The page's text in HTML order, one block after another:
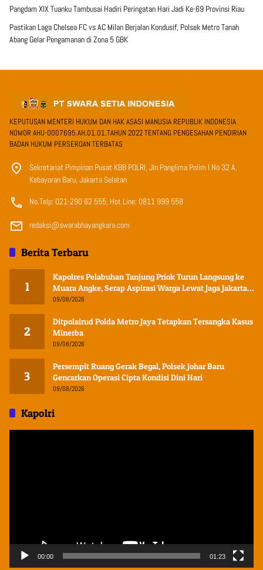
Pangdam XIX Tuanku Tambusai Hadiri Peringatan Hari Jadi Ke-69 Provinsi Riau
Pastikan Laga Chelsea FC vs AC Milan Berjalan Kondusif, Polsek Metro Tanah
Abang Gelar Pengamanan di Zona 5 GBK
KEPUTUSAN MENTERI HUKUM DAN HAK ASASI MANUSIA REPUBLIK INDONESIA
NOMOR AHU-0007695.AH.01.01.TAHUN 2022 TENTANG PENGESAHAN PENDIRIAN
BADAN HUKUM PERSEROAN TERBATAS
Sekretariat Pimpinan Pusat KBB POLRI, Jln Panglima Polim I No 32 A,
Kebayoran Baru, Jakarta Selatan
No.Telp: 021-290 62 555, Hot Line: 0811 999 558
redaksi@swarabhayangkara.com
Berita Terbaru
1
Kapolres Pelabuhan Tanjung Priok Turun Langsung ke
Muara Angke, Serap Aspirasi Warga Lewat Jaga Jakarta
On The Spot
09/08/2026
2
Ditpolairud Polda Metro Jaya Tetapkan Tersangka Kasus
Minerba
09/08/2026
3
Persempit Ruang Gerak Begal, Polsek Johar Baru
Gencarkan Operasi Cipta Kondisi Dini Hari
09/08/2026
Kapolri
00:00 01:23